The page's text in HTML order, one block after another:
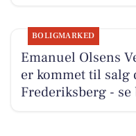
BOLIGMARKED
Emanuel Olsens
er kommet til salg
Frederiksberg -